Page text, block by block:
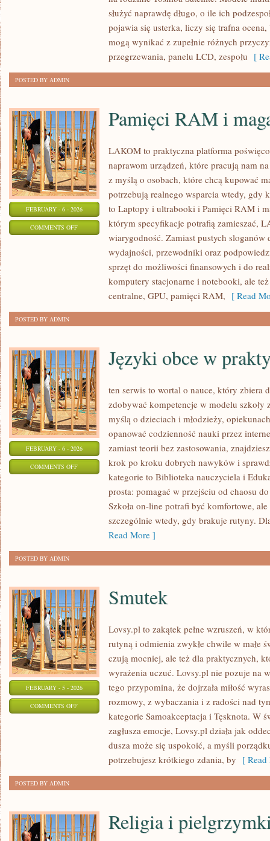
służyć naprawdę długo, o ile ich
pojawia się usterka, liczy się trafna
mogą wynikać z zupełnie różnych
przegrzewania, panelu LCD, zespołu [
POSTED BY ADMIN
FEBRUARY - 6 - 2026
COMMENTS OFFON
MAGAZYNY
Pamięci RAM i
LAKOM to praktyczna platforma
naprawom urządzeń, które pracują nam
z myślą o osobach, które chcą kupować
potrzebują realnego wsparcia wtedy, gdy
to Laptopy i ultrabooki i Pamięci RAM i
którym specyfikacje potrafią zamieszać,
wiarygodność. Zamiast pustych sloganów
wydajności, przewodniki oraz
sprzęt do możliwości finansowych i do
komputery stacjonarne i notebooki, ale
centralne, GPU, pamięci RAM, [ Read
POSTED BY ADMIN
FEBRUARY - 6 - 2026
COMMENTS OFFON
PRAKTYCE
Języki obce w
ten serwis to wortal o nauce, który zbiera
zdobywać kompetencje w modelu szkoły
myślą o dzieciach i młodzieży,
opanować codzienność nauki przez
zamiast teorii bez zastosowania,
krok po kroku dobrych nawyków i
kategorie to Biblioteka nauczyciela i
prosta: pomagać w przejściu od chaosu
Szkoła on-line potrafi być komfortowe,
szczególnie wtedy, gdy brakuje rutyny.
Read More ]
POSTED BY ADMIN
FEBRUARY - 5 - 2026
COMMENTS OFFON
Smutek
Lovsy.pl to zakątek pełne wzruszeń, w
rutyną i odmienia zwykłe chwile w małe
czują mocniej, ale też dla praktycznych,
wyrażenia uczuć. Lovsy.pl nie pozuje na
tego przypomina, że dojrzała miłość
rozmowy, z wybaczania i z radości nad
kategorie Samoakceptacja i Tęsknota. W
zagłusza emocje, Lovsy.pl działa jak
dusza może się uspokoić, a myśli
potrzebujesz krótkiego zdania, by [
POSTED BY ADMIN
Religia i